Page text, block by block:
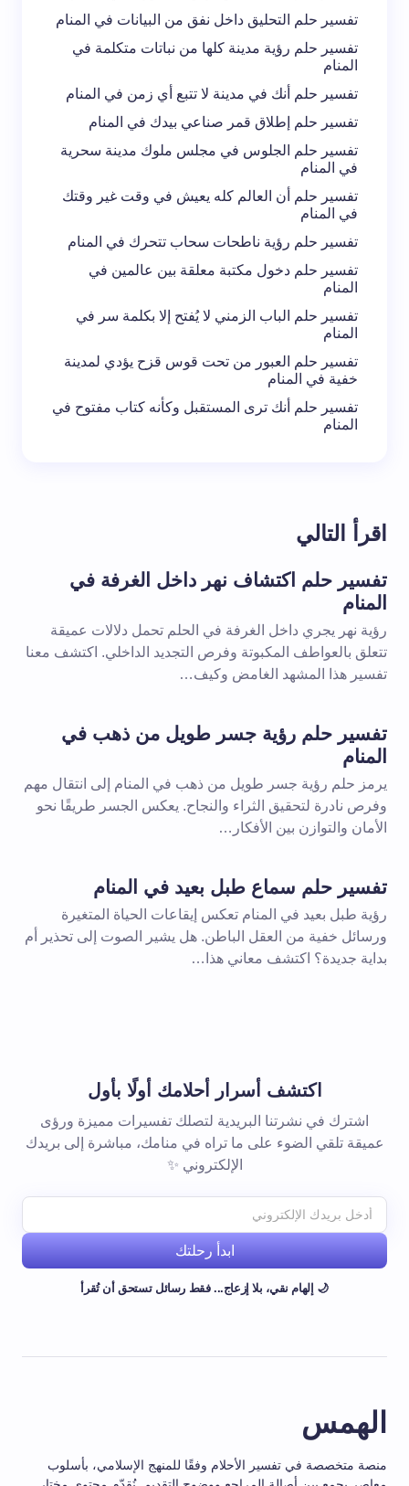
تفسير حلم التحليق داخل نفق من البيانات في المنام
تفسير حلم رؤية مدينة كلها من نباتات متكلمة في
المنام
تفسير حلم أنك في مدينة لا تتبع أي زمن في المنام
تفسير حلم إطلاق قمر صناعي بيدك في المنام
تفسير حلم الجلوس في مجلس ملوك مدينة سحرية
في المنام
تفسير حلم أن العالم كله يعيش في وقت غير وقتك
في المنام
تفسير حلم رؤية ناطحات سحاب تتحرك في المنام
تفسير حلم دخول مكتبة معلقة بين عالمين في
المنام
تفسير حلم الباب الزمني لا يُفتح إلا بكلمة سر في
المنام
تفسير حلم العبور من تحت قوس قزح يؤدي لمدينة
خفية في المنام
تفسير حلم أنك ترى المستقبل وكأنه كتاب مفتوح في
المنام
اقرأ التالي
تفسير حلم اكتشاف نهر داخل الغرفة في
المنام
رؤية نهر يجري داخل الغرفة في الحلم تحمل دلالات عميقة
تتعلق بالعواطف المكبوتة وفرص التجديد الداخلي. اكتشف معنا
تفسير هذا المشهد الغامض وكيف…
تفسير حلم رؤية جسر طويل من ذهب في
المنام
يرمز حلم رؤية جسر طويل من ذهب في المنام إلى انتقال مهم
وفرص نادرة لتحقيق الثراء والنجاح. يعكس الجسر طريقًا نحو
الأمان والتوازن بين الأفكار…
تفسير حلم سماع طبل بعيد في المنام
رؤية طبل بعيد في المنام تعكس إيقاعات الحياة المتغيرة
ورسائل خفية من العقل الباطن. هل يشير الصوت إلى تحذير أم
بداية جديدة؟ اكتشف معاني هذا…
اكتشف أسرار أحلامك أولًا بأول
اشترك في نشرتنا البريدية لتصلك تفسيرات مميزة ورؤى
عميقة تلقي الضوء على ما تراه في منامك، مباشرة إلى بريدك
الإلكتروني ✨
ابدأ رحلتك
🌙 إلهام نقي، بلا إزعاج... فقط رسائل تستحق أن تُقرأ
الهمس
منصة متخصصة في تفسير الأحلام وفقًا للمنهج الإسلامي، بأسلوب